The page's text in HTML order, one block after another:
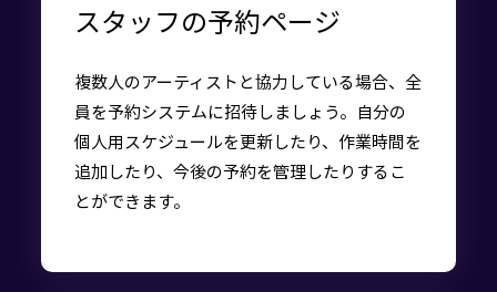
スタッフの予約ページ
複数人のアーティストと協力している場合、全
員を予約システムに招待しましょう。自分の
個人用スケジュールを更新したり、作業時間を
追加したり、今後の予約を管理したりするこ
とができます。